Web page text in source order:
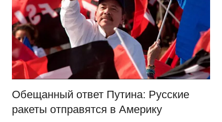
Обещанный ответ Путина: Русские
ракеты отправятся в Америку